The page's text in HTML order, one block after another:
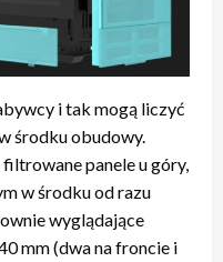
i tak mogą liczyć
środku obudowy.
panele u góry,
w środku od razu
wyglądające
mm (dwa na froncie i